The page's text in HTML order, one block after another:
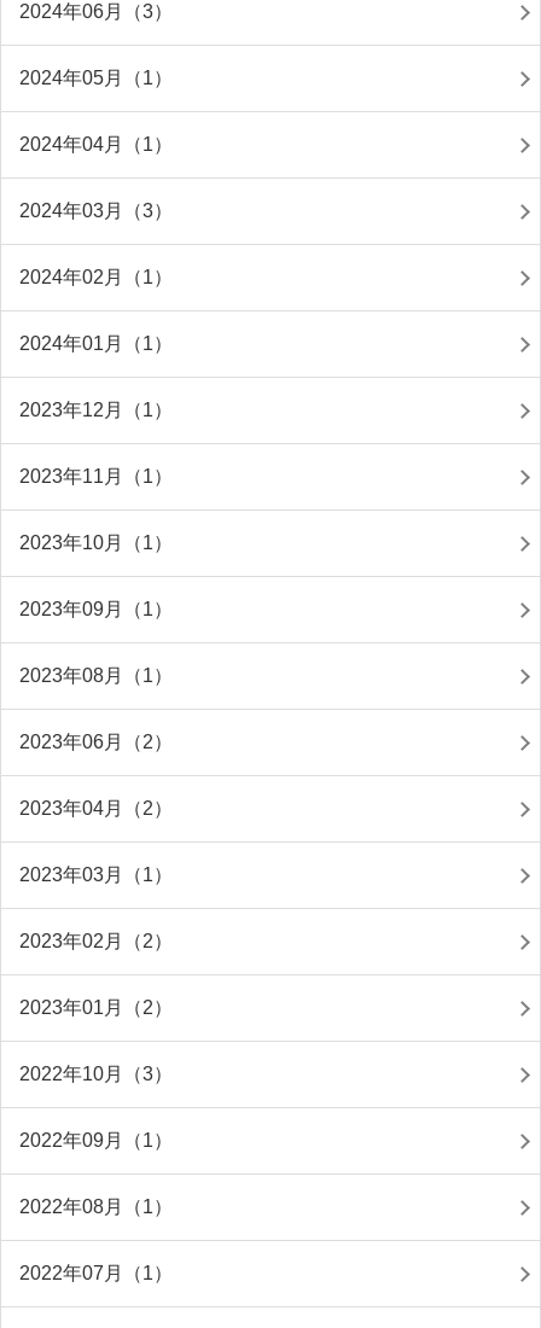
2024年06月（3）
2024年05月（1）
2024年04月（1）
2024年03月（3）
2024年02月（1）
2024年01月（1）
2023年12月（1）
2023年11月（1）
2023年10月（1）
2023年09月（1）
2023年08月（1）
2023年06月（2）
2023年04月（2）
2023年03月（1）
2023年02月（2）
2023年01月（2）
2022年10月（3）
2022年09月（1）
2022年08月（1）
2022年07月（1）